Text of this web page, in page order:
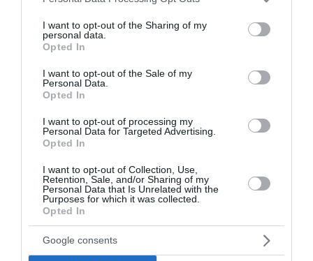
not limited to your visit or usage behaviour. You may click to
grant or deny consent to Google and its third-party tags to
use your data for below specified purposes in below Google
consent section.
I want to opt-out of the Sharing of my
personal data.
Opted In
I want to opt-out of the Sale of my
Personal Data.
Opted In
I want to opt-out of processing my
Personal Data for Targeted Advertising.
Opted In
I want to opt-out of Collection, Use,
Retention, Sale, and/or Sharing of my
Personal Data that Is Unrelated with the
Purposes for which it was collected.
Opted In
Google consents
Παίχτης της Χαλ και επίσημα είναι πλέον ο
Κωνσταντής Τζολάκης. Η αγγλική ομάδα ανακοίνωσε
την απόκτηση του Έλληνα τερματοφύλακα από τον
Ολυμπιακό. Μετά από μια άκρως επιτυχημένη πορεία
στον Ολυμπιακό, ο 24χρονο...
16:34 | 05 Αυγούστου 2026